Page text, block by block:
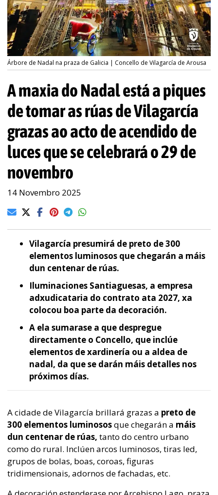
Árbore de Nadal na praza de Galicia | Concello de Vilagarcía de Arousa
A maxia do Nadal está a piques
de tomar as rúas de Vilagarcía
grazas ao acto de acendido de
luces que se celebrará o 29 de
novembro
14 Novembro 2025
Vilagarcía presumirá de preto de 300
elementos luminosos que chegarán a máis
dun centenar de rúas.
Iluminaciones Santiaguesas, a empresa
adxudicataria do contrato ata 2027, xa
colocou boa parte da decoración.
A ela sumarase a que despregue
directamente o Concello, que inclúe
elementos de xardinería ou a aldea de
nadal, da que se darán máis detalles nos
próximos días.
A cidade de Vilagarcía brillará grazas a preto de
300 elementos luminososque chegarán a máis
dun centenar de rúas, tanto do centro urbano
como do rural. Inclúen arcos luminosos, tiras led,
grupos de bolas, boas, coroas, figuras
tridimensionais, adornos de fachadas, etc.